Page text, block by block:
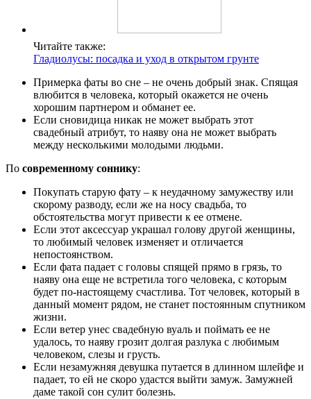
Читайте также:
Гладиолусы: посадка и уход в открытом грунте
Примерка фаты во сне – не очень добрый знак. Спящая
влюбится в человека, который окажется не очень
хорошим партнером и обманет ее.
Если сновидица никак не может выбрать этот
свадебный атрибут, то наяву она не может выбрать
между несколькими молодыми людьми.
По современному соннику:
Покупать старую фату – к неудачному замужеству или
скорому разводу, если же на носу свадьба, то
обстоятельства могут привести к ее отмене.
Если этот аксессуар украшал голову другой женщины,
то любимый человек изменяет и отличается
непостоянством.
Если фата падает с головы спящей прямо в грязь, то
наяву она еще не встретила того человека, с которым
будет по-настоящему счастлива. Тот человек, который в
данный момент рядом, не станет постоянным спутником
жизни.
Если ветер унес свадебную вуаль и поймать ее не
удалось, то наяву грозит долгая разлука с любимым
человеком, слезы и грусть.
Если незамужняя девушка путается в длинном шлейфе и
падает, то ей не скоро удастся выйти замуж. Замужней
даме такой сон сулит болезнь.